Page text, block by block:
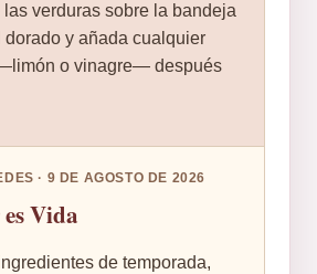
las verduras sobre la bandeja
dorado y añada cualquier
o vinagre— después
· 9 DE AGOSTO DE 2026
Vida
de temporada,